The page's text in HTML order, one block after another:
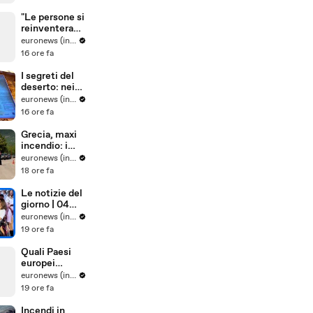
in Europa
"Le persone si
reinventerann
o": il sarto
portoghese
tradizione
degli abiti su
misura
euronews (in Italiano)
16 ore fa
I segreti del
deserto: nei
paesaggi
antichi e nelle
dell'Uzbekista
n
euronews (in Italiano)
16 ore fa
Grecia, maxi
incendio: i
vigili del
fuoco
le fiamme
spinte dal
vento
euronews (in Italiano)
18 ore fa
Le notizie del
giorno | 04
agosto 2026 -
Pomeridiane
euronews (in Italiano)
19 ore fa
Quali Paesi
europei
sostengono
maggiorment
dell'Ucraina
euronews (in Italiano)
19 ore fa